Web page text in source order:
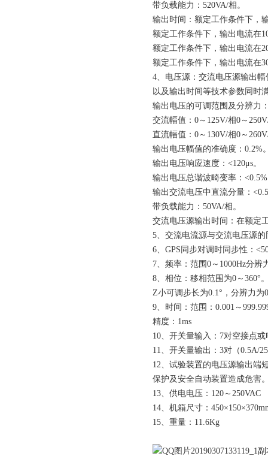
带负载能力：520VA/相。
输出时间：额定工作条件下，
额定工作条件下，输出电流在
额定工作条件下，输出电流在
额定工作条件下，输出电流在
4、电压源：交流电压源输出
以及输出时间等技术参数同时
输出电压的可调范围及分辨力
交流幅值：0～125V/相0～
直流幅值：0～130V/相0～
输出电压幅值的准确度：0.2%
输出电压响应速度：<120μs。
输出电压总谐波畸变率：
输出交流电压中直流分量：
带负载能力：50VA/相。
交流电压源输出时间：在额定
5、交流电流源与交流电压源
6、GPS同步对调时同步性：
7、频率：范围0～1000Hz分辨
8、相位：移相范围为0～360°
Z小可调步长为0.1°，分辨力为
9、时间：范围：0.001～
精度：1ms
10、开关量输入：7对空接点
11、开关量输出：3对（0.5A/
12、试验装置的电压源输出端
保护及安全自动装置造成危害
13、供电电压：120～250VAC
14、机箱尺寸：
15、重量：11.6Kg